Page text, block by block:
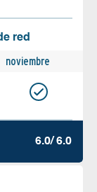
red
noviembre
6.0/ 6.0